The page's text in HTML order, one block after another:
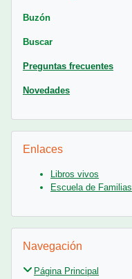
Buzón
Buscar
Preguntas frecuentes
Novedades
Enlaces
Libros vivos
Escuela de Familias
Navegación
Página Principal